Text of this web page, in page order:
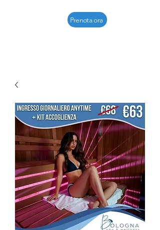
Prenota ora